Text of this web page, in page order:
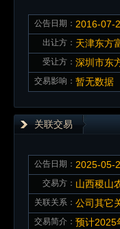
公告日期： 2016-07-
出让方： 天津东方
受让方： 深圳市东
交易影响： 暂无数据
关联交易
公告日期： 2025-05-
交易方： 山西稷山
关联关系： 公司其它
交易简介： 预计2025